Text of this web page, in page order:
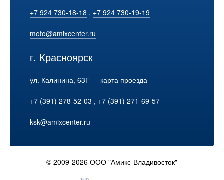
+7 924 730-18-18 , +7 924 730-19-19
moto@amixcenter.ru
г. Красноярск
ул. Калинина, 63Г — карта проезда
+7 (391) 278-52-03 , +7 (391) 271-69-57
ksk@amixcenter.ru
© 2009-2026 ООО "Амикс-Владивосток"